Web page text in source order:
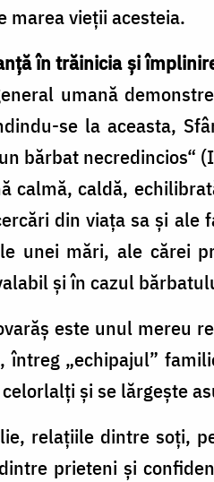
marea vieții acesteia.
în trăinicia și
umană
se la aceasta,
bărbat necredincios“
calmă, caldă,
din viața sa și ale
unei mări, ale cărei
și în cazul
este unul mereu
întreg „echipajul”
și se lărgește
relațiile dintre soți,
prieteni și